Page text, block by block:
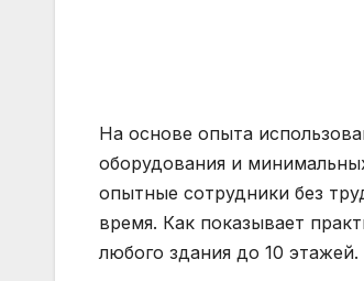
На основе опыта
оборудования и
опытные сотрудники без
время. Как показывает
любого здания до 10 этажей.